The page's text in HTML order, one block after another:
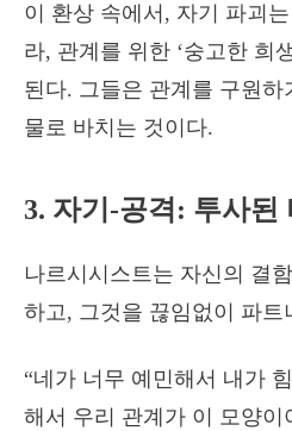
이 환상 속에서, 자기 파괴
라, 관계를 위한 ‘숭고한 희
된다. 그들은 관계를 구원하
물로 바치는 것이다.
3. 자기-공격: 투사된
나르시시스트는 자신의 결
하고, 그것을 끊임없이 파트
“네가 너무 예민해서 내가
해서 우리 관계가 이 모양이